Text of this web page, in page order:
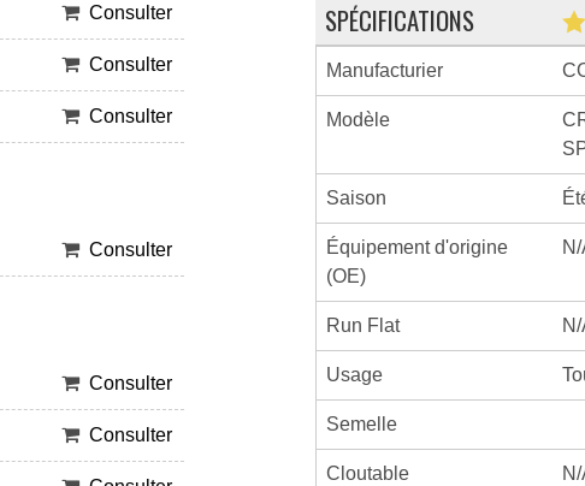
Consulter
Consulter
Consulter
Consulter
Consulter
Consulter
SPÉCIFICATIONS
Manufacturier
Modèle
Saison
Équipement d'origine
(OE)
Run Flat
Usage
Semelle
Cloutable